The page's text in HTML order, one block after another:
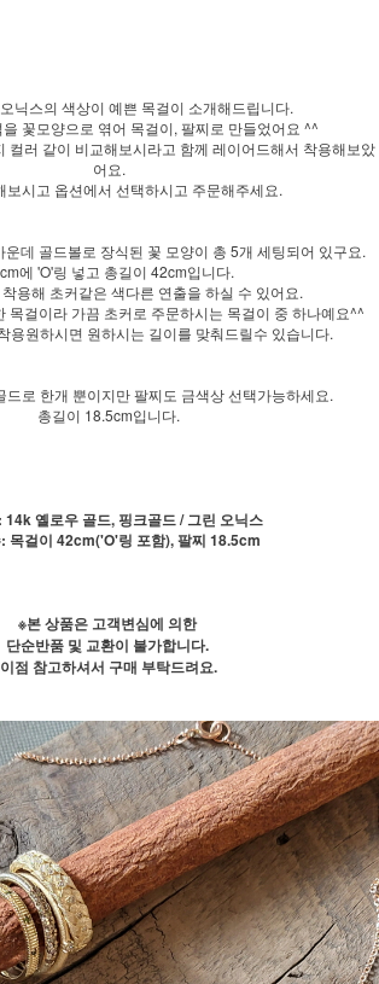
닉스의 색상이 예쁜 목걸이 소개해드립니다.
꽃모양으로 엮어 목걸이, 팔찌로 만들었어요 ^^
컬러 같이 비교해보시라고 함께 레이어드해서 착용해보았
어요.
보시고 옵션에서 선택하시고 주문해주세요.
운데 골드볼로 장식된 꽃 모양이 총 5개 세팅되어 있구요.
에 'O'링 넣고 총길이 42cm입니다.
용해 초커같은 색다른 연출을 하실 수 있어요.
목걸이라 가끔 초커로 주문하시는 목걸이 중 하나예요^^
용원하시면 원하시는 길이를 맞춰드릴수 있습니다.
드로 한개 뿐이지만 팔찌도 금색상 선택가능하세요.
총길이 18.5cm입니다.
옐로우 골드, 핑크골드 / 그린 오닉스
목걸이 42cm('O'링 포함), 팔찌 18.5cm
※본 상품은 고객변심에 의한
단순반품 및 교환이 불가합니다.
이점 참고하셔서 구매 부탁드려요.